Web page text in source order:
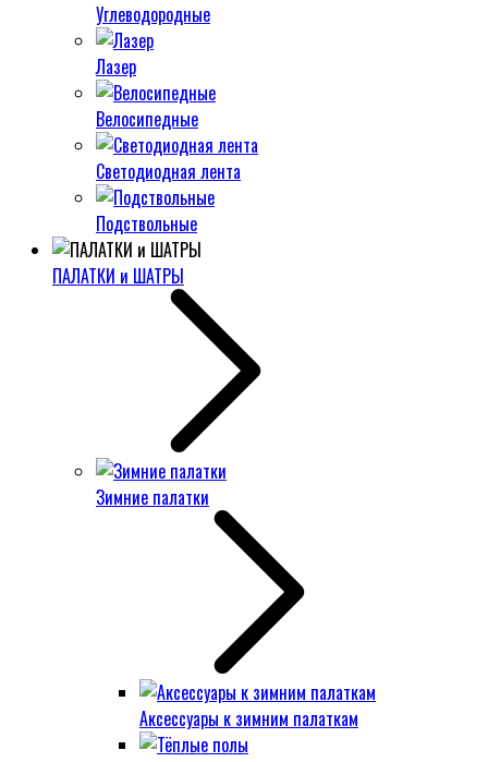
Углеводородные
Лазер
Велосипедные
Светодиодная лента
Подствольные
ПАЛАТКИ и ШАТРЫ
Зимние палатки
Аксессуары к зимним палаткам